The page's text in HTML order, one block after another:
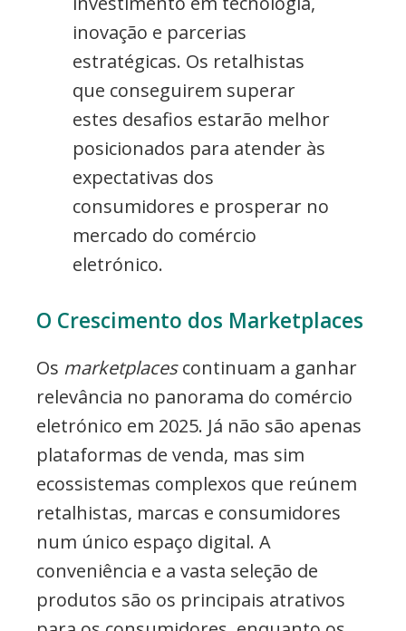
inovação e parcerias
estratégicas. Os retalhistas
que conseguirem superar
estes desafios estarão melhor
posicionados para atender às
expectativas dos
consumidores e prosperar no
mercado do comércio
eletrónico.
O Crescimento dos Marketplaces
Os marketplacescontinuam a ganhar
relevância no panorama do comércio
eletrónico em 2025. Já não são apenas
plataformas de venda, mas sim
ecossistemas complexos que reúnem
retalhistas, marcas e consumidores
num único espaço digital. A
conveniência e a vasta seleção de
produtos são os principais atrativos